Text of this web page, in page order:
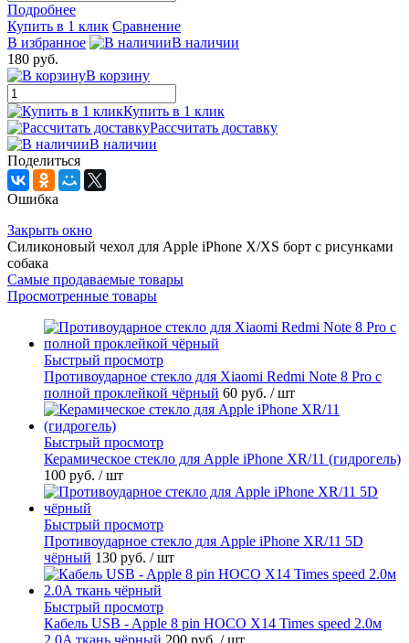
Подробнее
Купить в 1 клик Сравнение
В избранное
В наличии
180 руб.
В корзину
Купить в 1 клик
Рассчитать доставку
В наличии
Поделиться
Ошибка
Закрыть окно
Силиконовый чехол для Apple iPhone X/XS борт с рисунками
собака
Самые продаваемые товары
Просмотренные товары
Быстрый просмотр
Противоударное стекло для Xiaomi Redmi Note 8 Pro с
полной проклейкой чёрный 60 руб. / шт
Быстрый просмотр
Керамическое стекло для Apple iPhone XR/11 (гидрогель)
100 руб. / шт
Быстрый просмотр
Противоударное стекло для Apple iPhone XR/11 5D
чёрный 130 руб. / шт
Быстрый просмотр
Кабель USB - Apple 8 pin HOCO X14 Times speed 2.0м
2.0A ткань чёрный 200 руб. / шт